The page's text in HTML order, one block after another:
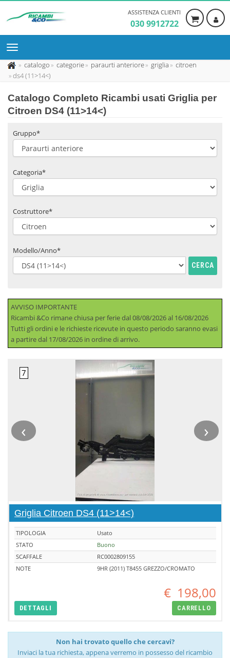
ASSISTENZA CLIENTI
030 9912722
catalogo categorie paraurti anteriore griglia
citroen
ds4 (11>14<)
Catalogo Completo Ricambi usati Griglia per
Citroen DS4 (11>14<)
Gruppo*
Categoria*
Costruttore*
Modello/Anno*
CERCA
AVVISO IMPORTANTE
Ricambi &Co rimane chiusa per ferie dal 08/08/2026 al 16/08/2026
Tutti gli ordini e le richieste ricevute in questo periodo saranno evasi
a partire dal 17/08/2026 in ordine di arrivo.
‹ ›
Griglia Citroen DS4 (11>14<)
TIPOLOGIA
Usato
STATO
Buono
SCAFFALE
RC0002809155
NOTE
9HR (2011) T8455 GREZZO/CROMATO
€ 198,00
DETTAGLI CARRELLO
Non hai trovato quello che cercavi?
Inviaci la tua richiesta, appena verremo in possesso del ricambio